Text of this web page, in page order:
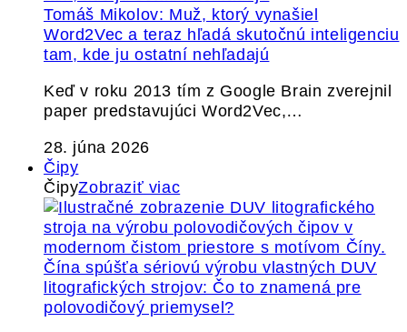
Tomáš Mikolov: Muž, ktorý vynašiel
Word2Vec a teraz hľadá skutočnú inteligenciu
tam, kde ju ostatní nehľadajú
Keď v roku 2013 tím z Google Brain zverejnil
paper predstavujúci Word2Vec,…
28. júna 2026
Čipy
ČipyZobraziť viac
Čína spúšťa sériovú výrobu vlastných DUV
litografických strojov: Čo to znamená pre
polovodičový priemysel?